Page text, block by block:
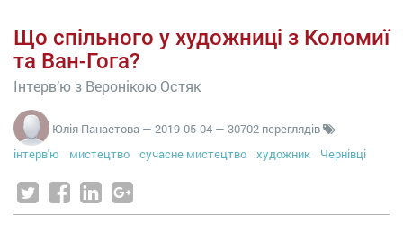
Що спільного у художниці з Коломиї
та Ван-Гога?
Інтерв’ю з Веронікою Остяк
Юлія Панаетова — 2019-05-04 — 30702 переглядів
інтерв'ю
мистецтво сучасне мистецтво художник Чернівці